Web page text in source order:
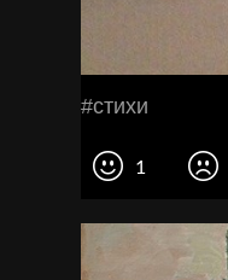
#стихи
1